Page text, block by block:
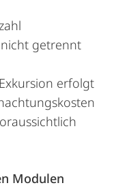
getrennt
erfolgt
Modulen